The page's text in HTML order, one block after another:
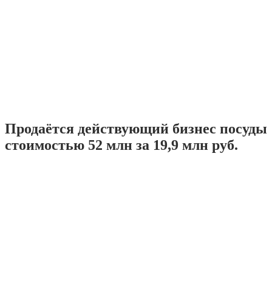
Продаётся действующий бизнес посуды
стоимостью 52 млн за 19,9 млн руб.